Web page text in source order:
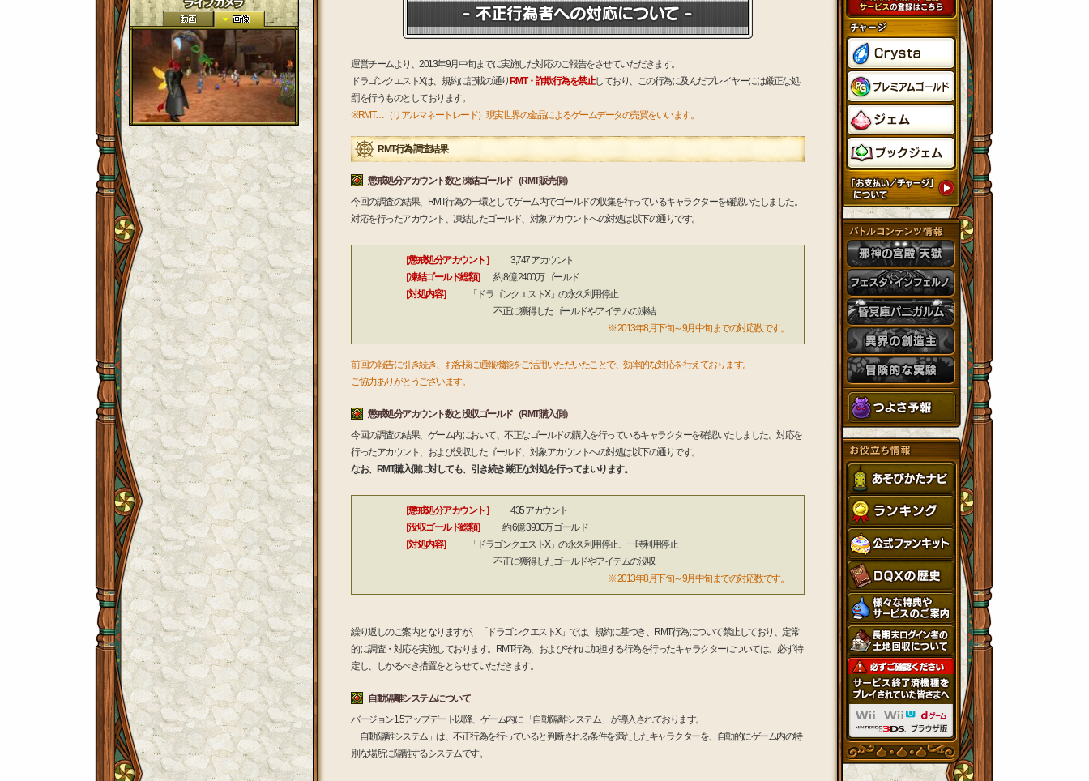
運営チームより、2013年9月中旬までに実施した対応のご報告をさせていただきます。
ドラゴンクエストXは、規約に記載の通り RMT・詐欺行為を禁止しており、この行為に及んだプレイヤーには厳正な処
罰を行うものとしております。
※RMT…（リアルマネートレード）現実世界の金品によるゲームデータの売買をいいます。
RMT行為 調査結果
懲戒処分アカウント数と凍結ゴールド（RMT販売側）
今回の調査の結果、RMT行為の一環としてゲーム内でゴールドの収集を行っているキャラクターを確認いたしました。
対応を行ったアカウント、凍結したゴールド、対象アカウントへの対処は以下の通りです。
［懲戒処分アカウント］
3,747 アカウント
［凍結ゴールド総額］
約 8億 2400万 ゴールド
［対処内容］
「ドラゴンクエストX」の永久利用停止
不正に獲得したゴールドやアイテムの凍結
※ 2013年8月下旬～9月中旬までの対応数です。
前回の報告に引き続き、お客様に通報機能をご活用いただいたことで、効率的な対応を行えております。
ご協力ありがとうございます。
懲戒処分アカウント数と没収ゴールド（RMT購入側）
今回の調査の結果、ゲーム内において、不正なゴールドの購入を行っているキャラクターを確認いたしました。対応を
行ったアカウント、および没収したゴールド、対象アカウントへの対処は以下の通りです。
なお、RMT購入側に対しても、引き続き厳正な対処を行ってまいります。
［懲戒処分アカウント］
435 アカウント
［没収ゴールド総額］
約 6億 3900万 ゴールド
［対処内容］
「ドラゴンクエストX」の永久利用停止、一時利用停止
不正に獲得したゴールドやアイテムの没収
※ 2013年8月下旬～9月中旬までの対応数です。
繰り返しのご案内となりますが、「ドラゴンクエストX」では、規約に基づき、RMT行為について禁止しており、定常
的に調査・対応を実施しております。RMT行為、およびそれに加担する行為を行ったキャラクターについては、必ず特
定し、しかるべき措置をとらせていただきます。
自動隔離システムについて
バージョン1.5アップデート以降、ゲーム内に 「自動隔離システム」 が導入されております。
「自動隔離システム」は、不正行為を行っていると判断される条件を満たしたキャラクターを、自動的にゲーム内の特
別な場所に隔離するシステムです。